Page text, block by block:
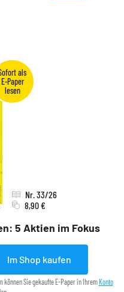
5 Aktien im Fokus
Nr. 33/26
8,90 €
Im Shop kaufen
können Sie gekaufte E-Paper in Ihrem Konto